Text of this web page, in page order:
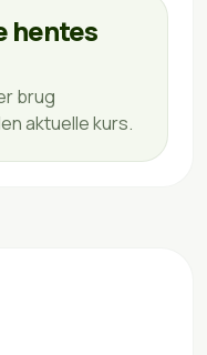
hentes
brug
aktuelle kurs.